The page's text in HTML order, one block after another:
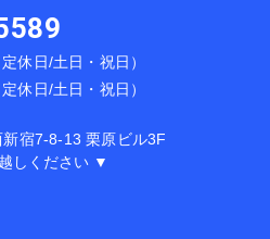
休日/土日・祝日）
休日/土日・祝日）
宿7-8-13 栗原ビル3F
しください ▼